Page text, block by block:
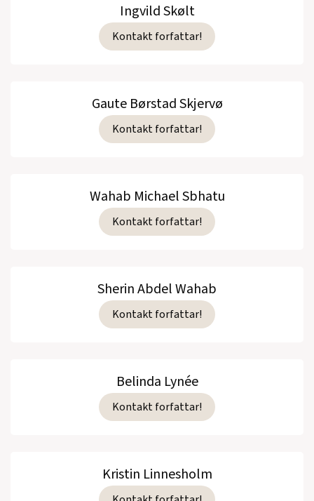
Ingvild Skølt
Kontakt forfattar!
Gaute Børstad Skjervø
Kontakt forfattar!
Wahab Michael Sbhatu
Kontakt forfattar!
Sherin Abdel Wahab
Kontakt forfattar!
Belinda Lynée
Kontakt forfattar!
Kristin Linnesholm